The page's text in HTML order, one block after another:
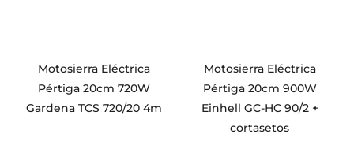
Motosierra Eléctrica
Pértiga 20cm 720W
Gardena TCS 720/20 4m
Motosierra Eléctrica
Pértiga 20cm 900W
Einhell GC-HC 90/2 +
cortasetos